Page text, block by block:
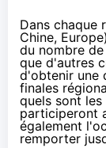
Dans chaque
Chine,
du nombre
que d'autres
d'obtenir une
finales
quels sont
participeront
également
remporter